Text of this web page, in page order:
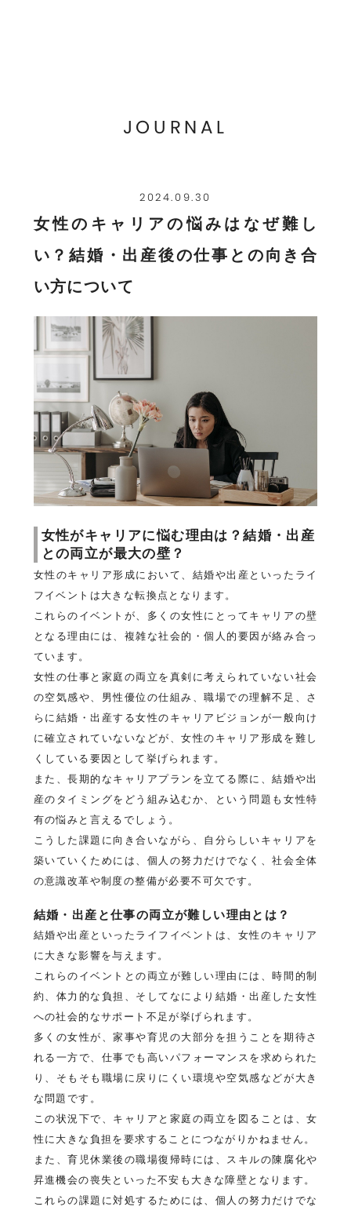
JOURNAL
2024.09.30
女性のキャリアの悩みはなぜ難し
い？結婚・出産後の仕事との向き合
い方について
女性がキャリアに悩む理由は？結婚・出産
との両立が最大の壁？
女性のキャリア形成において、結婚や出産といったライ
フイベントは大きな転換点となります。
これらのイベントが、多くの女性にとってキャリアの壁
となる理由には、複雑な社会的・個人的要因が絡み合っ
ています。
女性の仕事と家庭の両立を真剣に考えられていない社会
の空気感や、男性優位の仕組み、職場での理解不足、さ
らに結婚・出産する女性のキャリアビジョンが一般向け
に確立されていないなどが、女性のキャリア形成を難し
くしている要因として挙げられます。
また、長期的なキャリアプランを立てる際に、結婚や出
産のタイミングをどう組み込むか、という問題も女性特
有の悩みと言えるでしょう。
こうした課題に向き合いながら、自分らしいキャリアを
築いていくためには、個人の努力だけでなく、社会全体
の意識改革や制度の整備が必要不可欠です。
結婚・出産と仕事の両立が難しい理由とは？
結婚や出産といったライフイベントは、女性のキャリア
に大きな影響を与えます。
これらのイベントとの両立が難しい理由には、時間的制
約、体力的な負担、そしてなにより結婚・出産した女性
への社会的なサポート不足が挙げられます。
多くの女性が、家事や育児の大部分を担うことを期待さ
れる一方で、仕事でも高いパフォーマンスを求められた
り、そもそも職場に戻りにくい環境や空気感などが大き
な問題です。
この状況下で、キャリアと家庭の両立を図ることは、女
性に大きな負担を要求することにつながりかねません。
また、育児休業後の職場復帰時には、スキルの陳腐化や
昇進機会の喪失といった不安も大きな障壁となります。
これらの課題に対処するためには、個人の努力だけでな